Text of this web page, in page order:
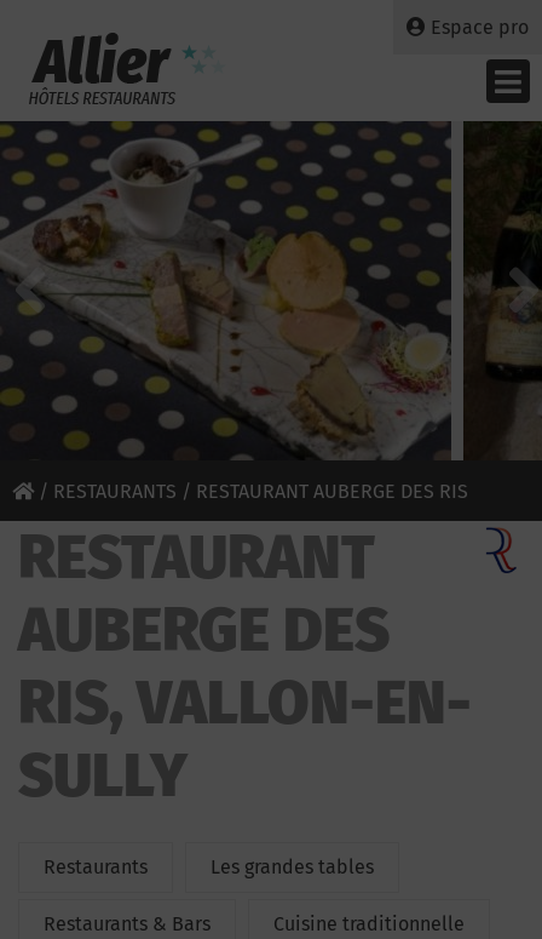
Espace pro
/ RESTAURANTS / RESTAURANT AUBERGE DES RIS
RESTAURANT
AUBERGE DES
RIS, VALLON-EN-
SULLY
Restaurants Les grandes tables
Restaurants & Bars Cuisine traditionnelle